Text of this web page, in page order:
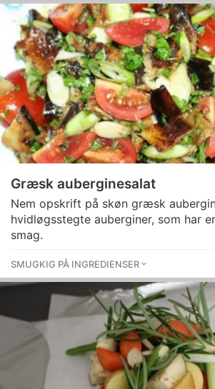
Græsk auberginesalat
Nem opskrift på skøn græsk
hvidløgsstegte auberginer, som har
smag.
SMUGKIG PÅ INGREDIENSER